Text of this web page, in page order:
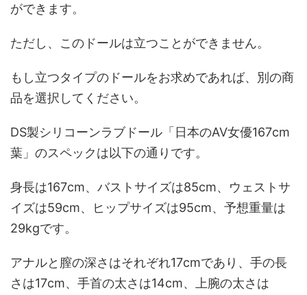
ができます。
ただし、このドールは立つことができません。
もし立つタイプのドールをお求めであれば、別の商
品を選択してください。
DS製シリコーンラブドール「日本のAV女優167cm
葉」のスペックは以下の通りです。
身長は167cm、バストサイズは85cm、ウェストサ
イズは59cm、ヒップサイズは95cm、予想重量は
29kgです。
アナルと膣の深さはそれぞれ17cmであり、手の長
さは17cm、手首の太さは14cm、上腕の太さは